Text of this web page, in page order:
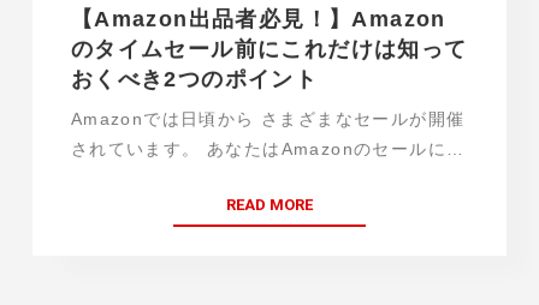
【Amazon出品者必見！】Amazon
のタイムセール前にこれだけは知って
おくべき2つのポイント
Amazonでは日頃から さまざまなセールが開催
されています。 あなたはAmazonのセールに
できれば、 セール後も検索順位で 上位表示さ
READ MORE